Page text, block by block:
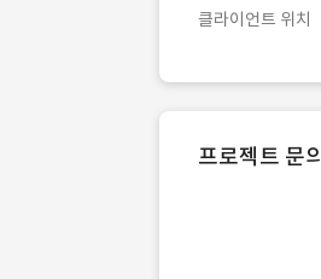
클라이언트 위치
프로젝트 문의